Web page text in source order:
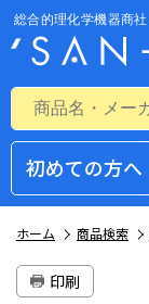
初めての方へ
ホーム 商品検索
印刷